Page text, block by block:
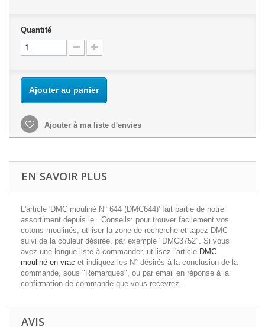
Quantité
Ajouter au panier
Ajouter à ma liste d'envies
EN SAVOIR PLUS
L'article 'DMC mouliné N° 644 (DMC644)' fait partie de notre
assortiment depuis le . Conseils: pour trouver facilement vos
cotons moulinés, utiliser la zone de recherche et tapez DMC
suivi de la couleur désirée, par exemple "DMC3752". Si vous
avez une longue liste à commander, utilisez l'article DMC
mouliné en vrac et indiquez les N° désirés à la conclusion de la
commande, sous "Remarques", ou par email en réponse à la
confirmation de commande que vous recevrez.
AVIS